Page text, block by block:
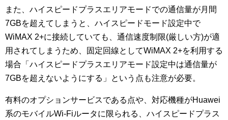
また、ハイスピードプラスエリアモードでの通信量が月間
7GBを超えてしまうと、ハイスピードモード設定中で
WiMAX 2+に接続していても、通信速度制限(厳しい方)が適
用されてしまうため、固定回線としてWiMAX 2+を利用する
場合「ハイスピードプラスエリアモード設定中は通信量が
7GBを超えないようにする」という点も注意が必要。
有料のオプションサービスである点や、対応機種がHuawei
系のモバイルWi-Fiルータに限られる、ハイスピードプラス